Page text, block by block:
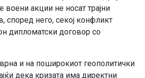
воени акции не носат трајни
според него, секој конфликт
дипломатски договор со
и на поширокиот геополитички
дека кризата има директни